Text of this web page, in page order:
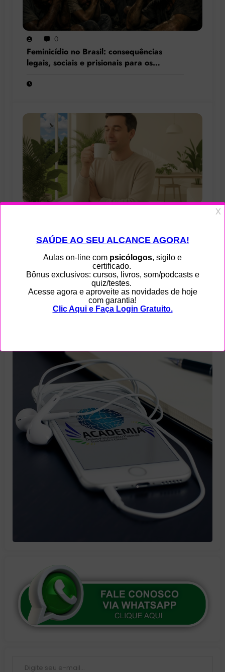
0
Feminicídio no Brasil: consequências
legais, sociais e prisionais para os
para o Bem-Estar Mental
LOGIN GRATUITO NA ACADEMIA!